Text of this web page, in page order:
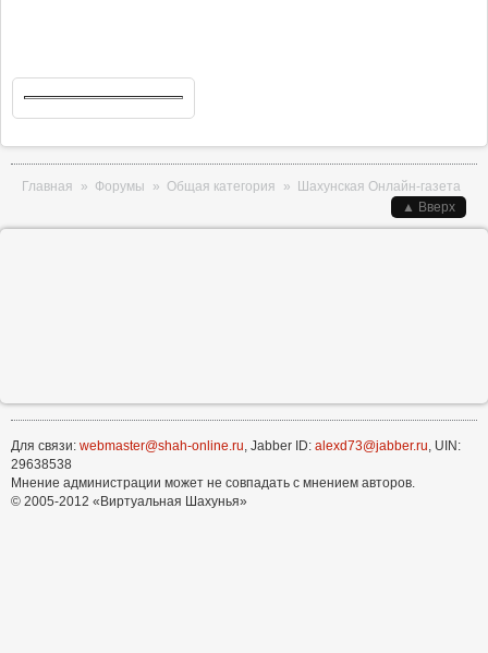
Вы здесь
Главная » Форумы » Общая категория » Шахунская Онлайн-газета
▲ Вверх
Для связи: webmaster@shah-online.ru , Jabber ID: alexd73@jabber.ru , UIN:
29638538
Мнение администрации может не совпадать с мнением авторов.
© 2005-2012 «Виртуальная Шахунья»